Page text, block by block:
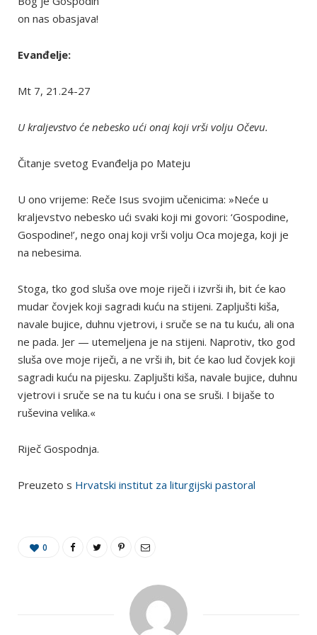
on nas obasjava!
Evanđelje:
Mt 7, 21.24-27
U kraljevstvo će nebesko ući onaj koji vrši volju Očevu.
Čitanje svetog Evanđelja po Mateju
U ono vrijeme: Reče Isus svojim učenicima: »Neće u
kraljevstvo nebesko ući svaki koji mi govori: ‘Gospodine,
Gospodine!’, nego onaj koji vrši volju Oca mojega, koji je
na nebesima.
Stoga, tko god sluša ove moje riječi i izvrši ih, bit će kao
mudar čovjek koji sagradi kuću na stijeni. Zapljušti kiša,
navale bujice, duhnu vjetrovi, i sruče se na tu kuću, ali ona
ne pada. Jer — utemeljena je na stijeni. Naprotiv, tko god
sluša ove moje riječi, a ne vrši ih, bit će kao lud čovjek koji
sagradi kuću na pijesku. Zapljušti kiša, navale bujice, duhnu
vjetrovi i sruče se na tu kuću i ona se sruši. I bijaše to
ruševina velika.«
Riječ Gospodnja.
Preuzeto s Hrvatski institut za liturgijski pastoral
0